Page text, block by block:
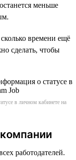
меньше
времени ещё
сделать, чтобы
в личном кабинете на
работодателей.